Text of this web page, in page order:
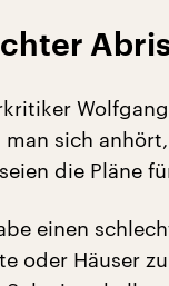
sich
die Pläne
einen
oder Häuser